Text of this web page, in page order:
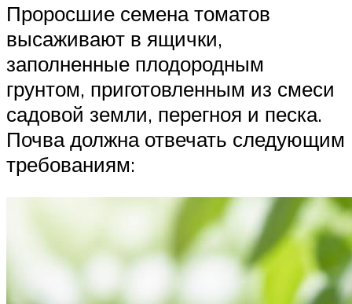
Проросшие семена томатов
высаживают в ящички,
заполненные плодородным
грунтом, приготовленным из смеси
садовой земли, перегноя и песка.
Почва должна отвечать следующим
требованиям: